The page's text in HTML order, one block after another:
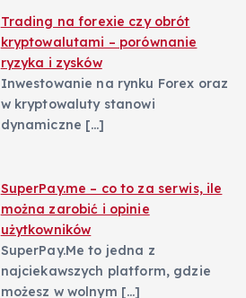
Trading na forexie czy obrót
kryptowalutami – porównanie
ryzyka i zysków
Inwestowanie na rynku Forex oraz
w kryptowaluty stanowi
dynamiczne […]
SuperPay.me – co to za serwis, ile
można zarobić i opinie
użytkowników
SuperPay.Me to jedna z
najciekawszych platform, gdzie
możesz w wolnym […]